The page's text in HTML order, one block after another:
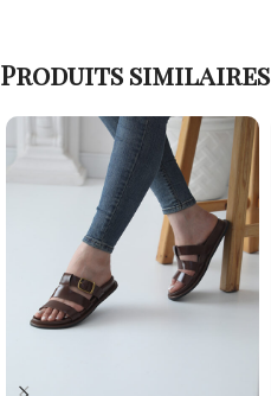
Produits similaires